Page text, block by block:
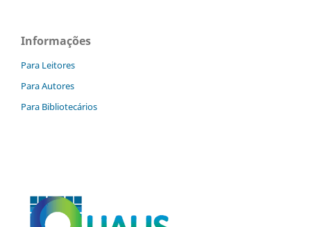
Informações
Para Leitores
Para Autores
Para Bibliotecários